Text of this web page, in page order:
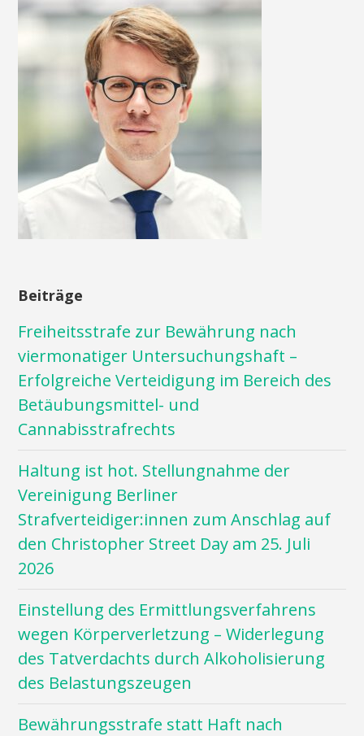
Beiträge
Freiheitsstrafe zur Bewährung nach
viermonatiger Untersuchungshaft –
Erfolgreiche Verteidigung im Bereich des
Betäubungsmittel- und
Cannabisstrafrechts
Haltung ist hot. Stellungnahme der
Vereinigung Berliner
Strafverteidiger:innen zum Anschlag auf
den Christopher Street Day am 25. Juli
2026
Einstellung des Ermittlungsverfahrens
wegen Körperverletzung – Widerlegung
des Tatverdachts durch Alkoholisierung
des Belastungszeugen
Bewährungsstrafe statt Haft nach